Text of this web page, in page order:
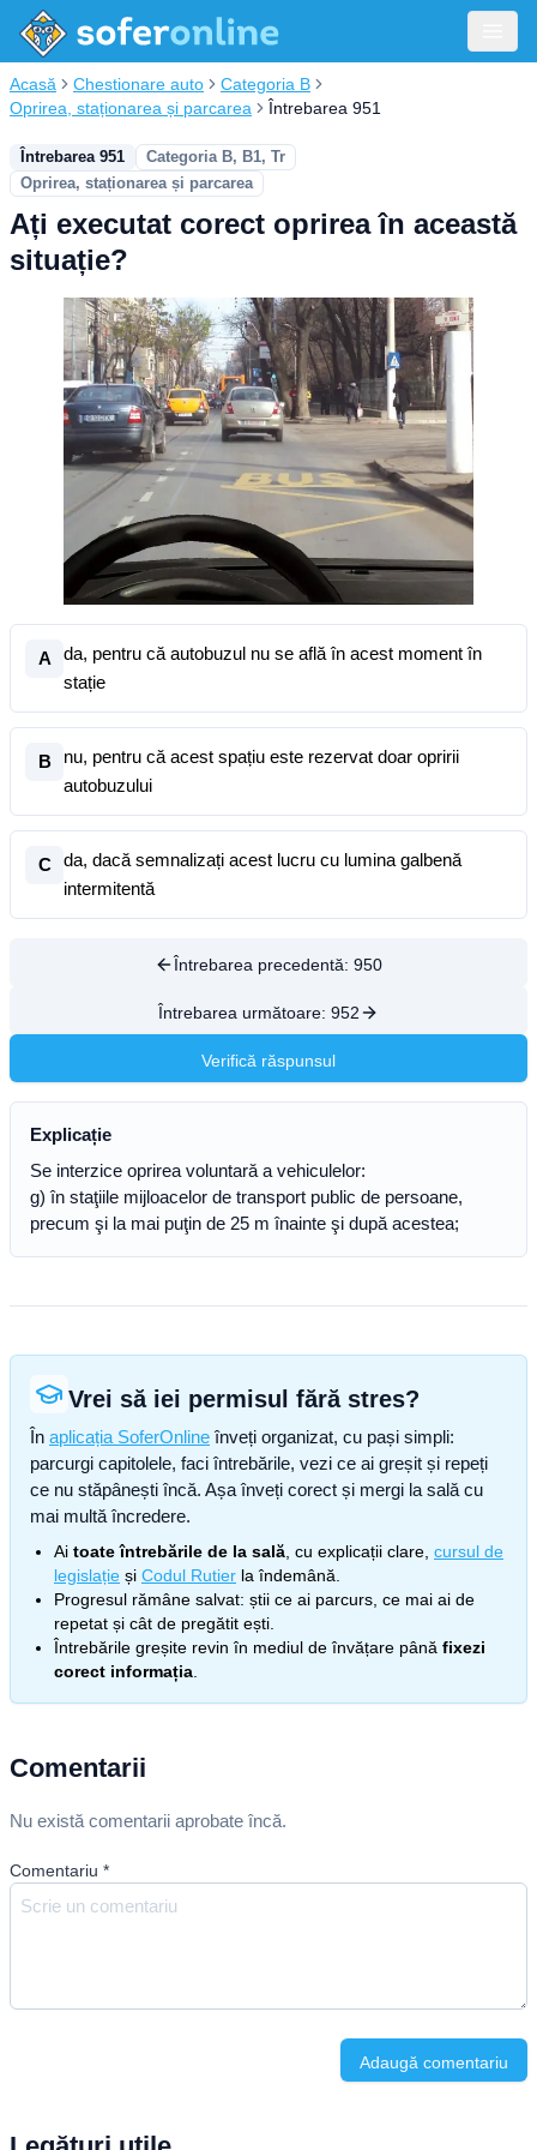
Acasă Chestionare auto
Categoria B
Oprirea, staționarea și parcarea
Întrebarea 951
Întrebarea 951
Categoria B, B1, Tr
Oprirea, staționarea și parcarea
Ați executat corect oprirea în această
situație?
A
da, pentru că autobuzul nu se află în acest moment în
stație
B
nu, pentru că acest spațiu este rezervat doar opririi
autobuzului
C
da, dacă semnalizați acest lucru cu lumina galbenă
intermitentă
Întrebarea precedentă: 950
Întrebarea următoare: 952
Verifică răspunsul
Explicație
Se interzice oprirea voluntară a vehiculelor:
g) în staţiile mijloacelor de transport public de persoane,
precum şi la mai puţin de 25 m înainte şi după acestea;
Vrei să iei permisul fără stres?
În aplicația SoferOnline înveți organizat, cu pași simpli:
parcurgi capitolele, faci întrebările, vezi ce ai greșit și repeți
ce nu stăpânești încă. Așa înveți corect și mergi la sală cu
mai multă încredere.
Ai toate întrebările de la sală , cu explicații clare, cursul de
legislație și Codul Rutier la îndemână.
Progresul rămâne salvat: știi ce ai parcurs, ce mai ai de
repetat și cât de pregătit ești.
Întrebările greșite revin în mediul de învățare până fixezi
corect informația
Comentarii
Nu există comentarii aprobate încă.
Comentariu *
Adaugă comentariu